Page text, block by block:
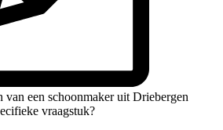
van een schoonmaker uit Driebergen
vraagstuk?